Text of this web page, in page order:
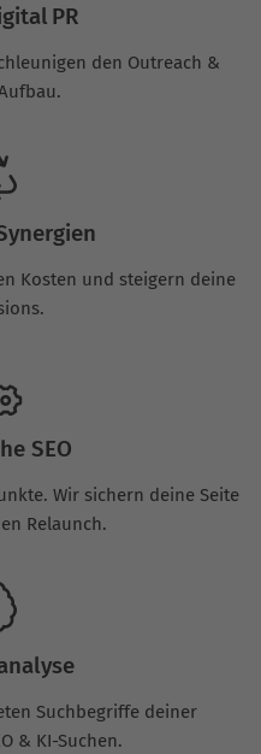
PR
den Outreach &
Kosten und steigern deine
SEO
Wir sichern deine Seite
Relaunch.
Suchbegriffe deiner
& KI-Suchen.